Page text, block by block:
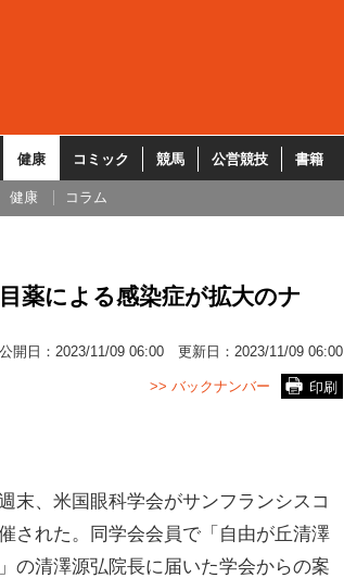
健康 コミック 競馬 公営競技 書籍
健康 コラム
薬による感染症が拡大のナ
公開日： 2023/11/09 06:00 更新日： 2023/11/09 06:00
印刷
>> バックナンバー
末、米国眼科学会がサンフランシスコ
された。同学会会員で「自由が丘清澤
の清澤源弘院長に届いた学会からの案